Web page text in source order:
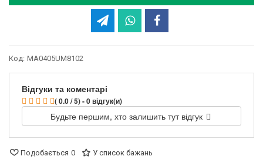
Код: MA0405UM8102
Відгуки та коментарі
( 0.0 / 5) - 0 відгук(и)
Будьте першим, хто залишить тут відгук
Подобається 0 У список бажань